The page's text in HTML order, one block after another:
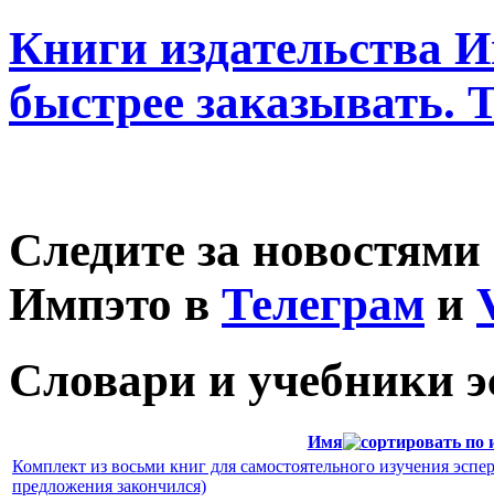
Книги издательства
быстрее
Следите за
Импэто в Телеграм и
Словари и учебники
Имя
Комплект из восьми книг для самостоятельного изучения
предложения закончился)